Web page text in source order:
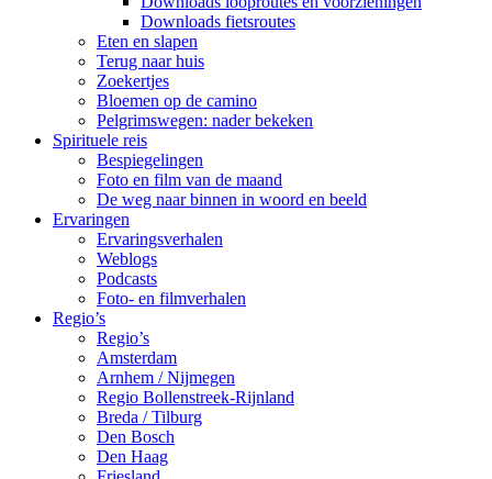
Downloads fietsroutes
Eten en slapen
Terug naar huis
Zoekertjes
Bloemen op de camino
Pelgrimswegen: nader bekeken
Spirituele reis
Bespiegelingen
Foto en film van de maand
De weg naar binnen in woord en beeld
Ervaringen
Ervaringsverhalen
Weblogs
Podcasts
Foto- en filmverhalen
Regio’s
Regio’s
Amsterdam
Arnhem / Nijmegen
Regio Bollenstreek-Rijnland
Breda / Tilburg
Den Bosch
Den Haag